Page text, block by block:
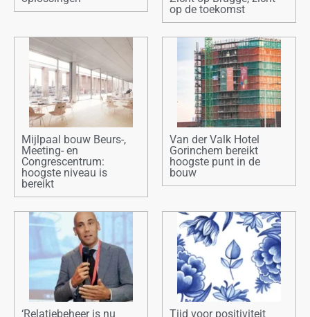
op de toekomst
Mijlpaal bouw Beurs-,
Meeting- en
Congrescentrum:
hoogste niveau is
bereikt
Van der Valk Hotel
Gorinchem bereikt
hoogste punt in de
bouw
‘Relatiebeheer is nu Tijd voor positiviteit